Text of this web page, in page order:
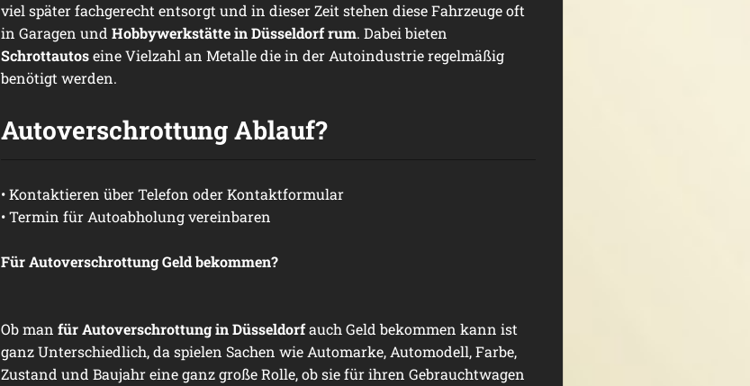
viel später fachgerecht entsorgt und in dieser Zeit stehen diese Fahrzeuge oft
in Garagen und Hobbywerkstätte in Düsseldorf rum. Dabei bieten
Schrottautoseine Vielzahl an Metalle die in der Autoindustrie regelmäßig
benötigt werden.
Autoverschrottung Ablauf?
• Kontaktieren über Telefon oder Kontaktformular
• Termin für Autoabholung vereinbaren
Für Autoverschrottung Geld bekommen?
Ob man fürAutoverschrottungin Düsseldorfauch Geld bekommen kann ist
ganz Unterschiedlich, da spielen Sachen wie Automarke, Automodell, Farbe,
Zustand und Baujahr eine ganz große Rolle, ob sie für ihren Gebrauchtwagen